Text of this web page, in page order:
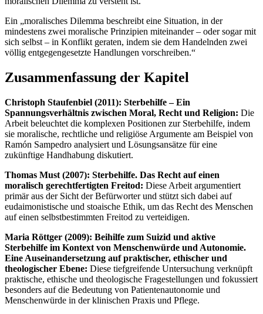
Ein „moralisches Dilemma beschreibt eine Situation, in der
mindestens zwei moralische Prinzipien miteinander – oder sogar mit
sich selbst – in Konflikt geraten, indem sie dem Handelnden zwei
völlig entgegengesetzte Handlungen vorschreiben.“
Zusammenfassung der Kapitel
Christoph Staufenbiel (2011): Sterbehilfe – Ein
Spannungsverhältnis zwischen Moral, Recht und Religion: Die
Arbeit beleuchtet die komplexen Positionen zur Sterbehilfe, indem
sie moralische, rechtliche und religiöse Argumente am Beispiel von
Ramón Sampedro analysiert und Lösungsansätze für eine
zukünftige Handhabung diskutiert.
Thomas Must (2007): Sterbehilfe. Das Recht auf einen
moralisch gerechtfertigten Freitod: Diese Arbeit argumentiert
primär aus der Sicht der Befürworter und stützt sich dabei auf
eudaimonistische und stoaische Ethik, um das Recht des Menschen
auf einen selbstbestimmten Freitod zu verteidigen.
Maria Röttger (2009): Beihilfe zum Suizid und aktive
Sterbehilfe im Kontext von Menschenwürde und Autonomie.
Eine Auseinandersetzung auf praktischer, ethischer und
theologischer Ebene: Diese tiefgreifende Untersuchung verknüpft
praktische, ethische und theologische Fragestellungen und fokussiert
besonders auf die Bedeutung von Patientenautonomie und
Menschenwürde in der klinischen Praxis und Pflege.